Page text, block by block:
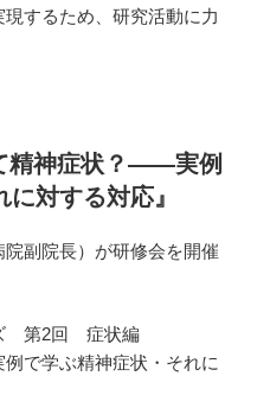
するため、研究活動に力
精神症状？――実例
対する対応』
副院長）が研修会を開催
第2回 症状編
で学ぶ精神症状・それに